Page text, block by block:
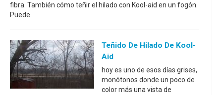
fibra. También cómo teñir el hilado con Kool-aid en un fogón.
Puede
Teñido De Hilado De Kool-
Aid
hoy es uno de esos días grises,
monótonos donde un poco de
color más una vista de